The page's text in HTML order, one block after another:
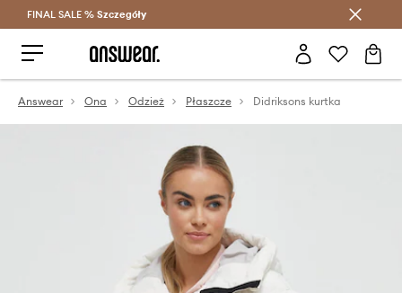
Oszczędzaj z Answear Club >
FINAL SALE % Szczegóły
Answear Ona Odzież Płaszcze Didriksons kurtka